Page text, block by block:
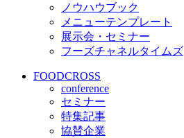
ノウハウブック
メニューテンプレート
展示会・セミナー
フーズチャネルタイムズ
FOODCROSS
conference
セミナー
特集記事
協賛企業